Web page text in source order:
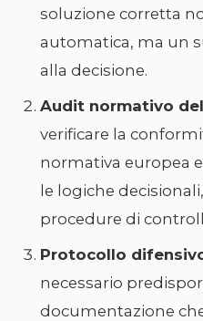
soluzione corretta
automatica, ma un
alla decisione.
Audit normativo
verificare la
normativa europea
le logiche
procedure di
Protocollo
necessario
documentazione